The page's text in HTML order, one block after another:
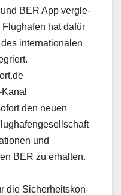
BER App ver­gle­
hat dafür
inter­na­tionalen
den neuen
und
BER zu erhal­ten.
die Sicher­heit­skon­